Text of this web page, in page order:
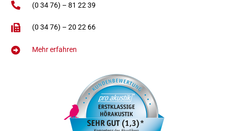
(0 34 76) – 81 22 39
(0 34 76) – 20 22 66
Mehr erfahren